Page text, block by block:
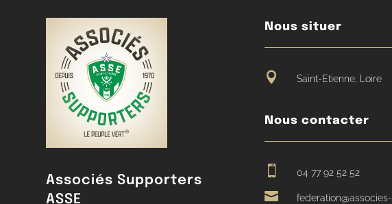
Associés Supporters
ASSE
Nous situer
 Saint-Etienne, Loire
Nous contacter
 04 77 92 52 52

federation@associes-